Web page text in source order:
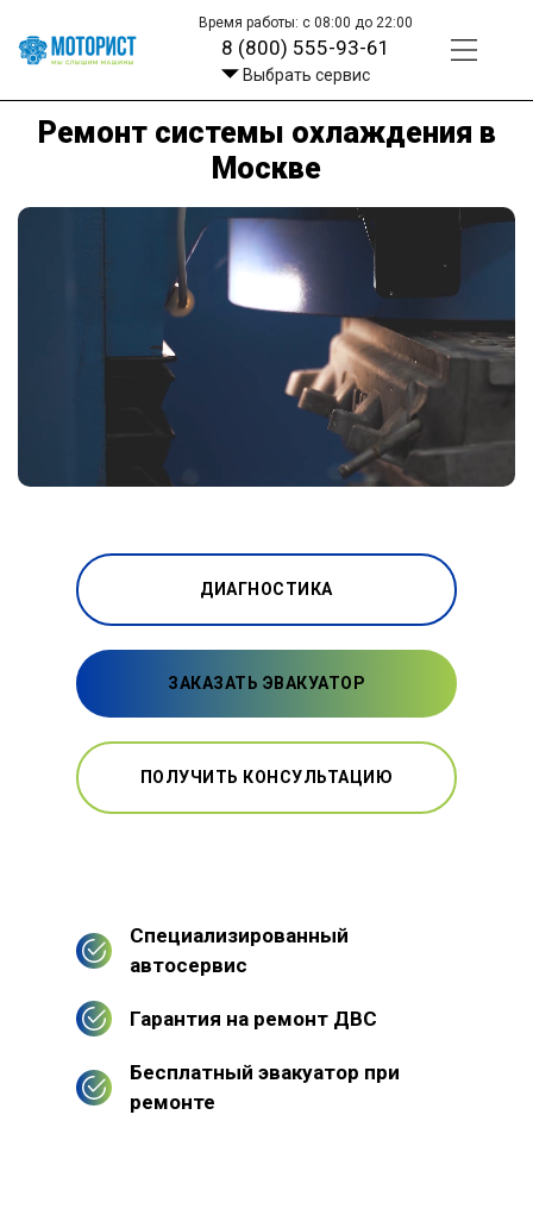
Время работы: с 08:00 до 22:00
8 (800) 555-93-61
Выбрать сервис
Ремонт системы охлаждения в
Москве
ДИАГНОСТИКА
ЗАКАЗАТЬ ЭВАКУАТОР
ПОЛУЧИТЬ КОНСУЛЬТАЦИЮ
Специализированный
автосервис
Гарантия на ремонт ДВС
Бесплатный эвакуатор при
ремонте